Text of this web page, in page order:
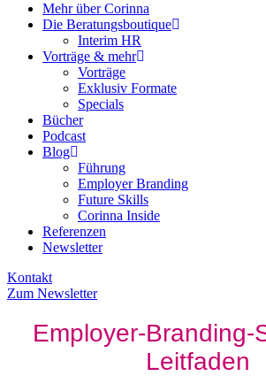
Mehr über Corinna
Die Beratungsboutique
Interim HR
Vorträge & mehr
Vorträge
Exklusiv Formate
Specials
Bücher
Podcast
Blog
Führung
Employer Branding
Future Skills
Corinna Inside
Referenzen
Newsletter
Kontakt
Zum Newsletter
Employer-Branding-
Leitfaden